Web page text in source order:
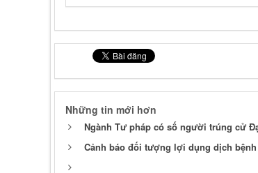
Những tin mới hơn
Ngành Tư pháp có số người trúng cử
Cảnh báo đối tượng lợi dụng dịch